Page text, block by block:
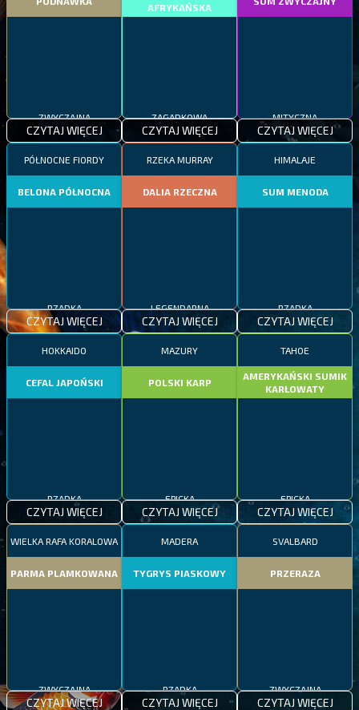
CZYTAJ WIĘCEJ
AFRYKAŃSKA
CZYTAJ WIĘCEJ CZYTAJ WIĘCEJ
PÓŁNOCNE FIORDY
BELONA PÓŁNOCNA
CZYTAJ WIĘCEJ
RZEKA MURRAY
DALIA RZECZNA
CZYTAJ WIĘCEJ
HIMALAJE
SUM MENODA
CZYTAJ WIĘCEJ
HOKKAIDO
CEFAL JAPOŃSKI
CZYTAJ WIĘCEJ
MAZURY
POLSKI KARP
CZYTAJ WIĘCEJ
TAHOE
AMERYKAŃSKI SUMIK
KARŁOWATY
CZYTAJ WIĘCEJ
WIELKA RAFA KORALOWA
PARMA PLAMKOWANA
CZYTAJ WIĘCEJ
MADERA
TYGRYS PIASKOWY
CZYTAJ WIĘCEJ
SVALBARD
PRZERAZA
CZYTAJ WIĘCEJ